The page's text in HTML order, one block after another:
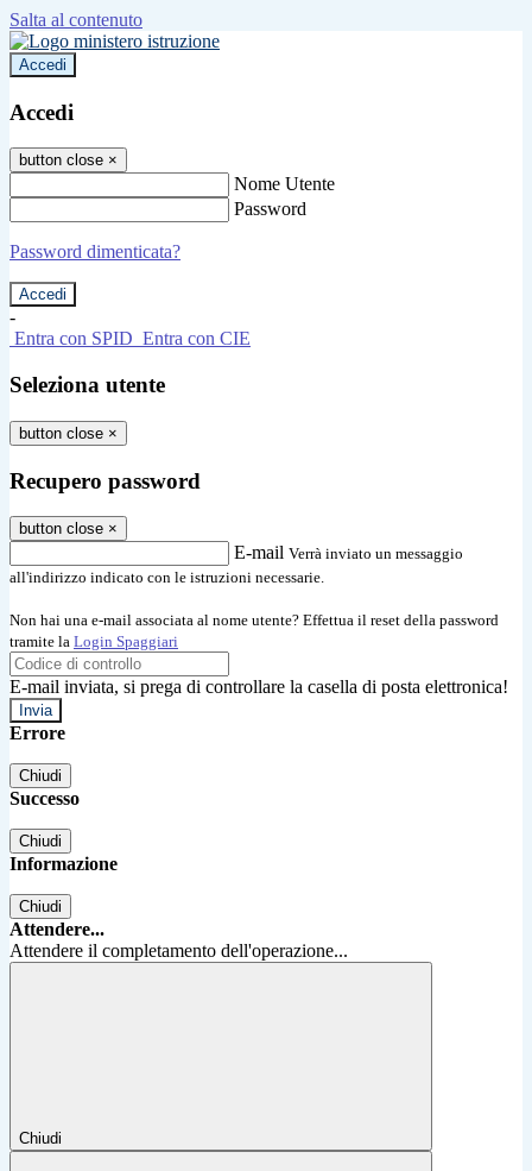
Salta al contenuto
Accedi
Accedi
button close ×
Nome Utente
Password
Password dimenticata?
-
Entra con SPID Entra con CIE
Seleziona utente
button close ×
Recupero password
button close ×
E-mail Verrà inviato un messaggio
all'indirizzo indicato con le istruzioni necessarie.
Non hai una e-mail associata al nome utente? Effettua il reset della password
tramite la Login Spaggiari
E-mail inviata, si prega di controllare la casella di posta elettronica!
Errore
Chiudi
Successo
Chiudi
Informazione
Chiudi
Attendere...
Attendere il completamento dell'operazione...
Chiudi